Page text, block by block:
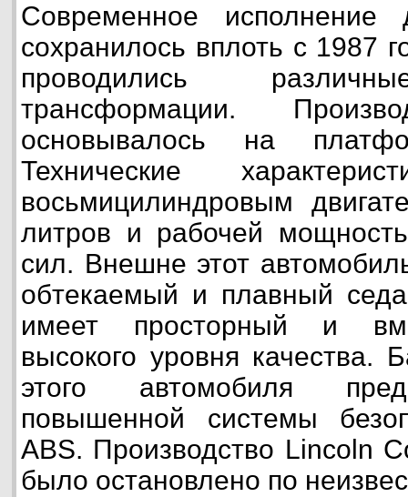
Современное исполнение
сохранилось вплоть с 1987
проводились
трансформации.
основывалось на
Технические
восьмицилиндровым
литров и рабочей
сил. Внешне этот
обтекаемый и плавный
имеет просторный и
высокого уровня качества.
этого автомобиля
повышенной системы
ABS. Производство Lincoln
было остановлено по